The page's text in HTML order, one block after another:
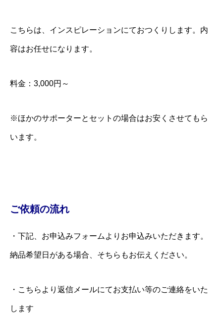
こちらは、インスピレーションにておつくりします。内
容はお任せになります。
料金：3,000円～
※ほかのサポーターとセットの場合はお安くさせてもら
います。
ご依頼の流れ
・下記、お申込みフォームよりお申込みいただきます。
納品希望日がある場合、そちらもお伝えください。
・こちらより返信メールにてお支払い等のご連絡をいた
します